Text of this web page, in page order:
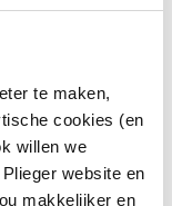
te maken,
cookies (en
willen we
website en
makkelijker en